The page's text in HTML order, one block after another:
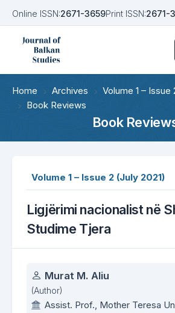
Online ISSN:2671-3659Print ISSN:2671-
Home Archives
Volume 1 – Issue
Book Reviews
Book
Volume 1 – Issue 2 (July 2021)
Ligjërimi nacionalist në
Studime Tjera
Authors
Murat M. Aliu
(Author)
Assist. Prof., Mother Teresa